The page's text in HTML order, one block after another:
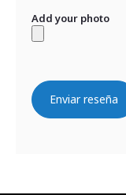
Add your photo
Enviar reseña